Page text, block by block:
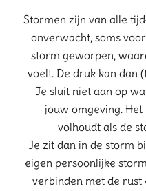
Stormen zijn van alle
onverwacht, soms
storm geworpen,
voelt. De druk kan dan
Je sluit niet aan op
jouw omgeving.
volhoudt als de
Je zit dan in de storm
eigen persoonlijke
verbinden met de